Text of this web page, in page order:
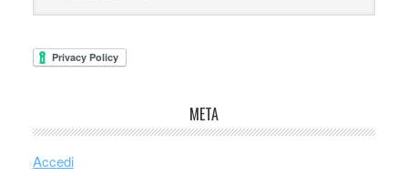
META
Accedi